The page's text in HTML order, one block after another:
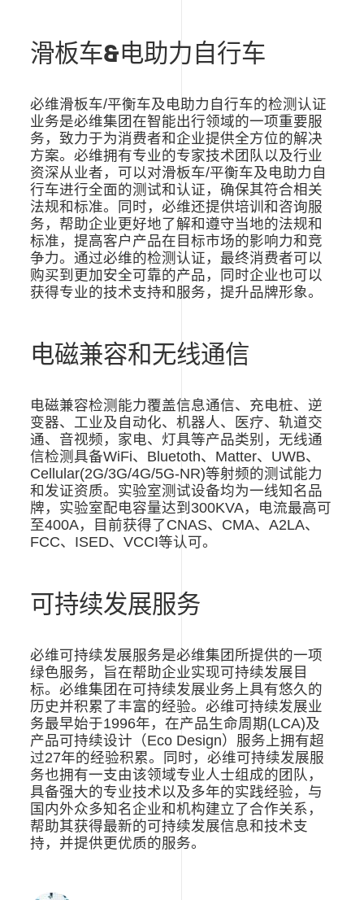
滑板车&电助力自行车
必维滑板车/平衡车及电助力自行车的检测认证
业务是必维集团在智能出行领域的一项重要服
务，致力于为消费者和企业提供全方位的解决
方案。必维拥有专业的专家技术团队以及行业
资深从业者，可以对滑板车/平衡车及电助力自
行车进行全面的测试和认证，确保其符合相关
法规和标准。同时，必维还提供培训和咨询服
务，帮助企业更好地了解和遵守当地的法规和
标准，提高客户产品在目标市场的影响力和竞
争力。通过必维的检测认证，最终消费者可以
购买到更加安全可靠的产品，同时企业也可以
获得专业的技术支持和服务，提升品牌形象。
电磁兼容和无线通信
电磁兼容检测能力覆盖信息通信、充电桩、逆
变器、工业及自动化、机器人、医疗、轨道交
通、音视频，家电、灯具等产品类别，无线通
信检测具备WiFi、 Bluetoth、 Matter、 UWB、
Cellular(2G/3G/4G/5G-NR)等射频的测试能力
和发证资质。实验室测试设备均为一线知名品
牌，实验室配电容量达到 300KVA，电流最高可
至400A，目前获得了CNAS、 CMA、A2LA、
FCC、 ISED、VCCI等认可。
可持续发展服务
必维可持续发展服务是必维集团所提供的一项
绿色服务，旨在帮助企业实现可持续发展目
标。必维集团在可持续发展业务上具有悠久的
历史并积累了丰富的经验。必维可持续发展业
务最早始于1996年，在产品生命周期 (LCA)及
产品可持续设计（Eco Design）服务上拥有超
过27年的经验积累。同时，必维可持续发展服
务也拥有一支由该领域专业人士组成的团队，
具备强大的专业技术以及多年的实践经验，与
国内外众多知名企业和机构建立了合作关系，
帮助其获得最新的可持续发展信息和技术支
持，并提供更优质的服务。